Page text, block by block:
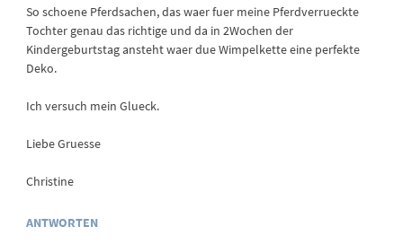
So schoene Pferdsachen, das waer fuer meine Pferdverrueckte
Tochter genau das richtige und da in 2Wochen der
Kindergeburtstag ansteht waer due Wimpelkette eine perfekte
Deko.
Ich versuch mein Glueck.
Liebe Gruesse
Christine
ANTWORTEN